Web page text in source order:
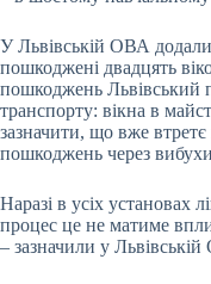
У Львівській ОВА
пошкоджені двадцять
пошкоджень Львівський
транспорту: вікна в
зазначити, що вже
пошкоджень через
Наразі в усіх установах
процес це не матиме
– зазначили у